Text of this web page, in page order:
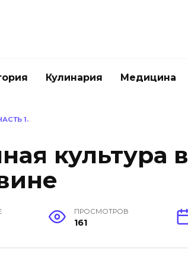
Кулинария Медицина
1.
культура в
ПРОСМОТРОВ
161